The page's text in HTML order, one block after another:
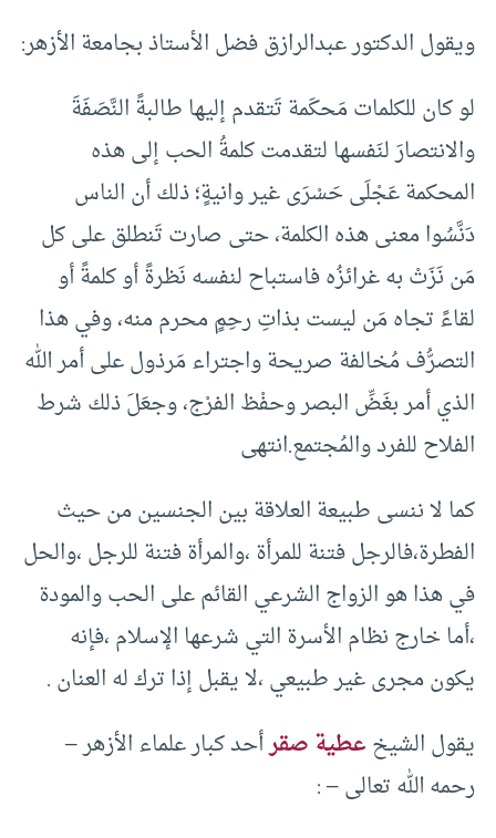
ويقول الدكتور عبدالرازق فضل الأستاذ بجامعة الأزهر:
لو كان للكلمات مَحكَمة تَتقدم إليها طالبةً النَّصَفَةَ
والانتصارَ لنَفسها لتقدمت كلمةُ الحب إلى هذه
المحكمة عَجْلَى حَسْرَى غير وانيةٍ؛ ذلك أن الناس
دَنَّسُوا معنى هذه الكلمة، حتى صارت تَنطلق على كل
مَن نَزَتْ به غرائزُه فاستباح لنفسه نَظرةً أو كلمةً أو
لقاءً تجاه مَن ليست بذاتِ رحِمٍ محرم منه، وفي هذا
التصرُّف مُخالفة صريحة واجتراء مَرذول على أمر الله
الذي أمر بغَضِّ البصر وحفْظ الفرْج، وجعَلَ ذلك شرط
الفلاح للفرد والمُجتمع.انتهى
كما لا ننسى طبيعة العلاقة بين الجنسين من حيث
الفطرة،فالرجل فتنة للمرأة ،والمرأة فتنة للرجل ،والحل
في هذا هو الزواج الشرعي القائم على الحب والمودة
،أما خارج نظام الأسرة التي شرعها الإسلام ،فإنه
يكون مجرى غير طبيعي ،لا يقبل إذا ترك له العنان .
يقول الشيخعطية صقرأحد كبار علماء الأزهر –
رحمه الله تعالى – :